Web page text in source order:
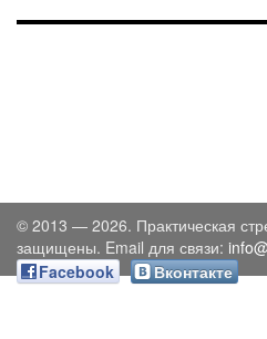
© 2013 — 2026. Практическая
защищены. Email для связи:
Facebook
Вконтакте